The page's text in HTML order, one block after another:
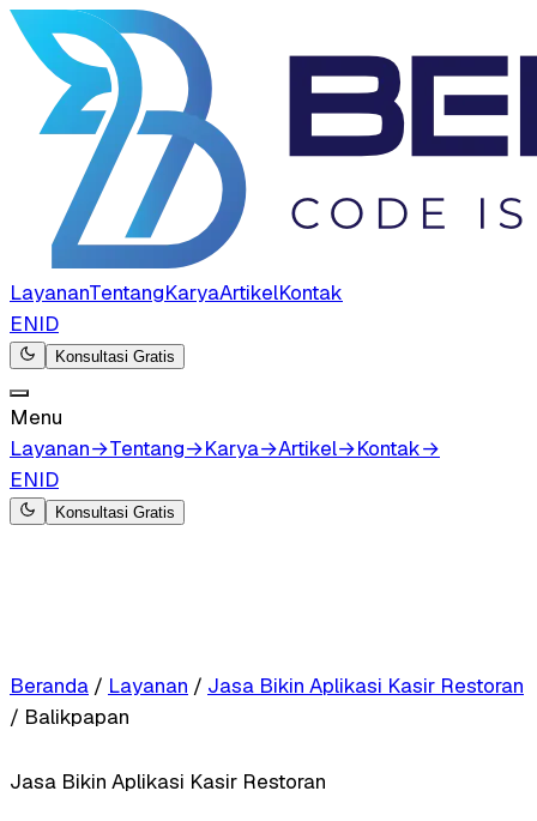
LayananTentangKaryaArtikelKontak
ENID
Konsultasi Gratis
Menu
Layanan→Tentang→Karya→Artikel→Kontak→
ENID
Konsultasi Gratis
Beranda / Layanan / Jasa Bikin Aplikasi Kasir Restoran
/ Balikpapan
Jasa Bikin Aplikasi Kasir Restoran